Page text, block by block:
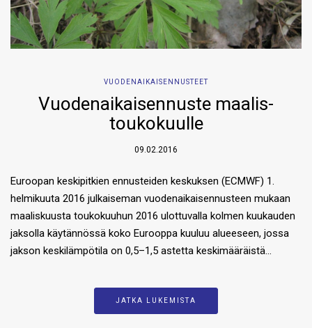
VUODENAIKAISENNUSTEET
Vuodenaikaisennuste maalis-
toukokuulle
09.02.2016
Euroopan keskipitkien ennusteiden keskuksen (ECMWF) 1.
helmikuuta 2016 julkaiseman vuodenaikaisennusteen mukaan
maaliskuusta toukokuuhun 2016 ulottuvalla kolmen kuukauden
jaksolla käytännössä koko Eurooppa kuuluu alueeseen, jossa
jakson keskilämpötila on 0,5–1,5 astetta keskimääräistä…
JATKA LUKEMISTA